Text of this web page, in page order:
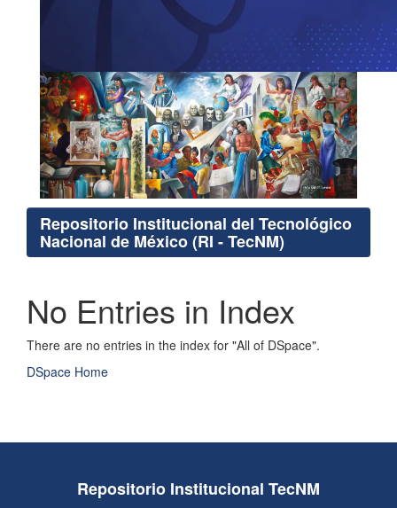
Repositorio Institucional del Tecnológico
Nacional de México (RI - TecNM)
No Entries in Index
There are no entries in the index for "All of DSpace".
DSpace Home
Repositorio Institucional TecNM